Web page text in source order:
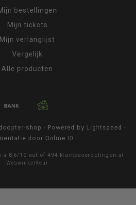
bestellingen
Mijn tickets
Mijn verlanglijst
Vergelijk
Alle producten
shop - Powered by Lightspeed -
door Online ID
a 8,6/ 10 out of 494 klantbeoordelingen at
WebwinkelKeur